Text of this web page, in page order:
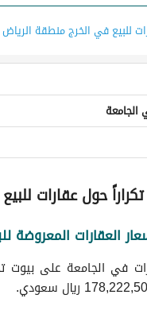
للبيع في الخرج منطقة الرياض
حي الجامعة
الجامعة
تكراراً حول عقارات
العقارات المعروضة